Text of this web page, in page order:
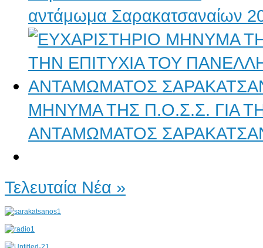
αντάμωμα Σαρακατσαναίων
ΜΗΝΥΜΑ ΤΗΣ Π.Ο.Σ.Σ. ΓΙΑ
ΑΝΤΑΜΩΜΑΤΟΣ
Τελευταία Νέα »